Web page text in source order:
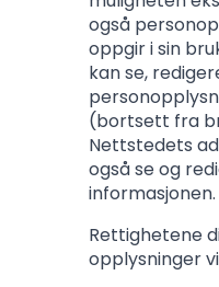
også
oppgir i sin
kan se,
(bortsett fra
Nettstedets
også se og
informasjonen.
Rettighetene
opplysninger